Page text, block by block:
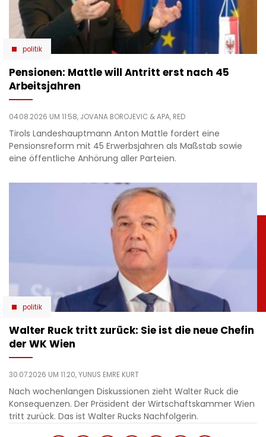
politik
Pensionen: Mattle will Antritt erst nach 45
Arbeitsjahren
04.08.2026 UM 11:58, JOVANA BOROJEVIC & APA, RED
Tirols Landeshauptmann Anton Mattle fordert eine
Pensionsreform mit 45 Erwerbsjahren als Maßstab sowie
eine öffentliche Anhörung aller Parteien.
politik
Walter Ruck tritt zurück: Sie ist die neue Chefin
der WK Wien
30.07.2026 UM 11:20,YUNUS EMRE KURT
Nach wochenlangen Diskussionen zieht Walter Ruck die
Konsequenzen. Der Präsident der Wirtschaftskammer Wien
tritt zurück. Das ist Walter Rucks Nachfolgerin.